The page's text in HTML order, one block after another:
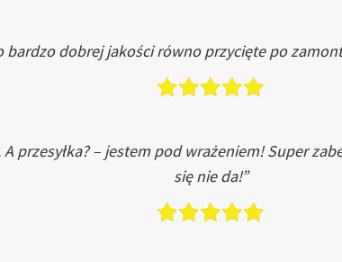
dobrej jakości równo przycięte po
przesyłka? – jestem pod wrażeniem! Super
się nie da!”